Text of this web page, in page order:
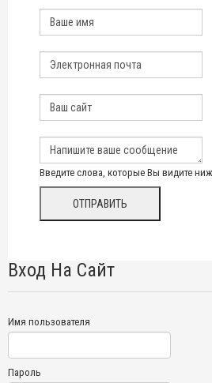
Введите слова, которые Вы видите
Вход На Сайт
Имя пользователя
Пароль